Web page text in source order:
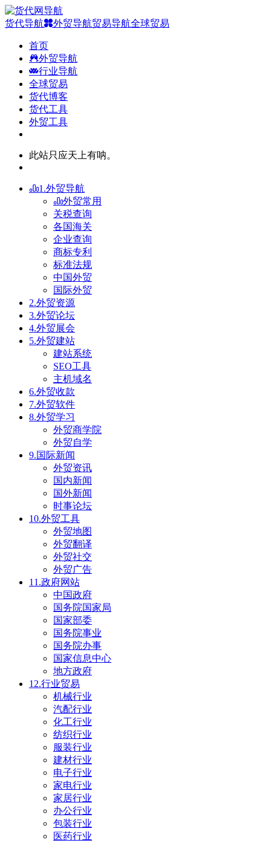
货代导航 外贸导航贸易导航全球贸易
首页
外贸导航
行业导航
全球贸易
货代博客
货代工具
外贸工具
此站只应天上有呐。
1.外贸导航
外贸常用
关税查询
各国海关
企业查询
商标专利
标准法规
中国外贸
国际外贸
2.外贸资源
3.外贸论坛
4.外贸展会
5.外贸建站
建站系统
SEO工具
主机域名
6.外贸收款
7.外贸软件
8.外贸学习
外贸商学院
外贸自学
9.国际新闻
外贸资讯
国内新闻
国外新闻
时事论坛
10.外贸工具
外贸地图
外贸翻译
外贸社交
外贸广告
11.政府网站
中国政府
国务院国家局
国家部委
国务院事业
国务院办事
国家信息中心
地方政府
12.行业贸易
机械行业
汽配行业
化工行业
纺织行业
服装行业
建材行业
电子行业
家电行业
家居行业
办公行业
包装行业
医药行业